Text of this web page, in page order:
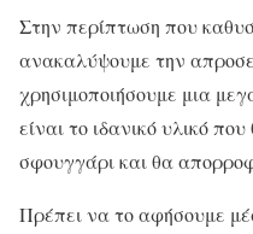
Στην περίπτωση που
ανακαλύψουμε την
χρησιμοποιήσουμε μια
είναι το ιδανικό υλικό
σφουγγάρι και θα
Πρέπει να το αφήσουμε